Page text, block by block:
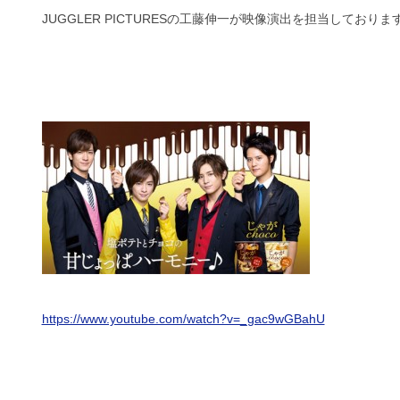
JUGGLER PICTURESの工藤伸一が映像演出を担当しておりま
https://www.youtube.com/watch?v=_gac9wGBahU